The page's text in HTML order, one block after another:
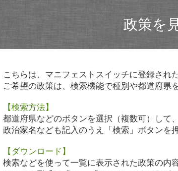
政策を
こちらは、マニフェストスイッチに登録され
ご希望の政策は、検索機能で種別や都道府県
【検索方法】
都道府県などのボタンを選択（複数可）して
政治家名なども記入のうえ「検索」ボタンを
【ダウンロード】
検索などを使って一覧に表示された政策の内